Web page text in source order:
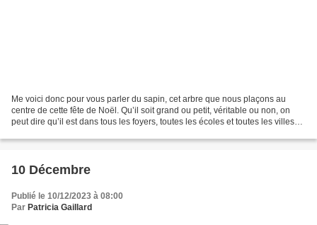
Me voici donc pour vous parler du sapin, cet arbre que nous plaçons au
centre de cette fête de Noël. Qu’il soit grand ou petit, véritable ou non, on
peut dire qu’il est dans tous les foyers, toutes les écoles et toutes les villes
10 Décembre
Publié le 10/12/2023 à 08:00
Par Patricia Gaillard